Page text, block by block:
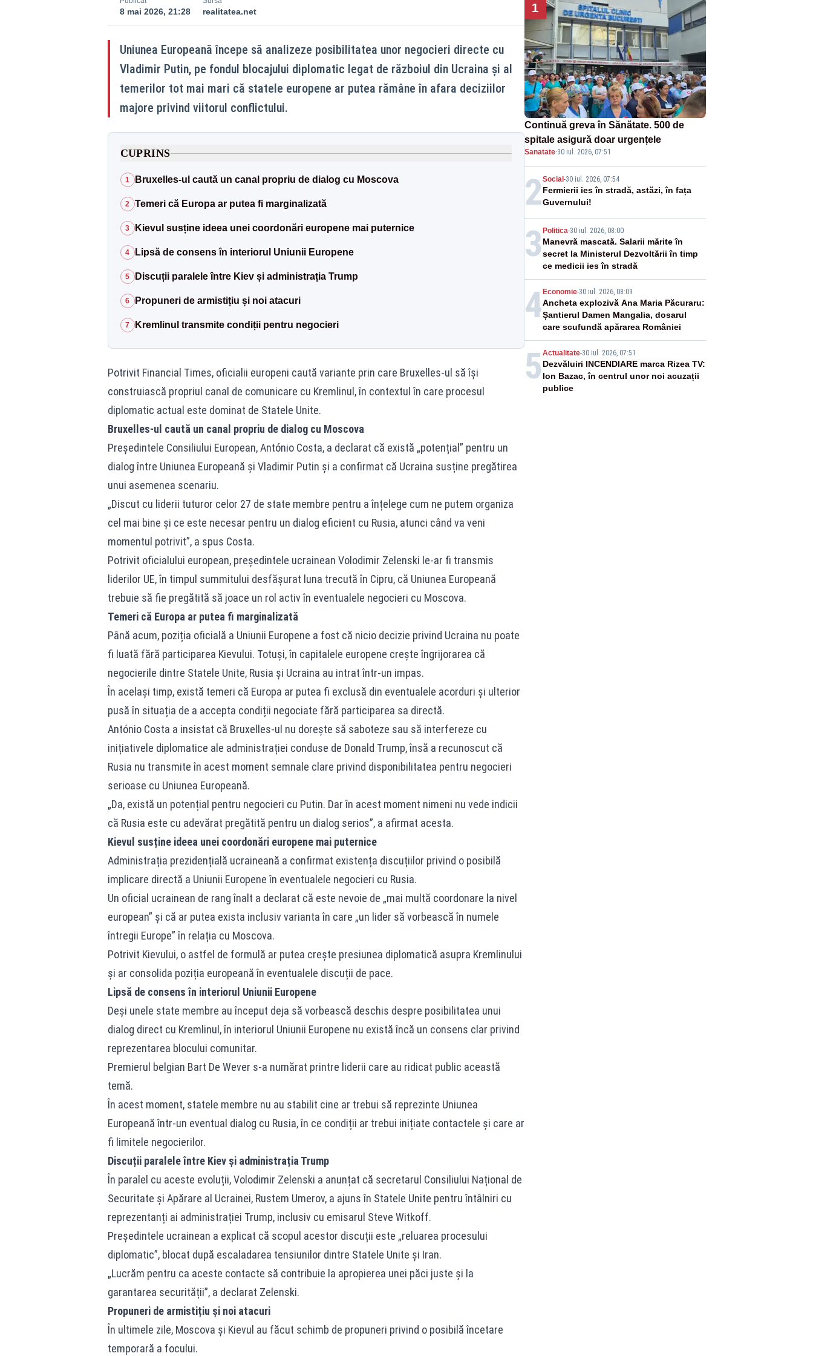
8 mai 2026, 21:28 realitatea.net
Uniunea Europeană începe să analizeze posibilitatea unor negocieri directe cu
Vladimir Putin, pe fondul blocajului diplomatic legat de războiul din Ucraina și al
temerilor tot mai mari că statele europene ar putea rămâne în afara deciziilor
majore privind viitorul conflictului.
CUPRINS
1 Bruxelles-ul caută un canal propriu de dialog cu Moscova
2 Temeri că Europa ar putea fi marginalizată
3 Kievul susține ideea unei coordonări europene mai puternice
4 Lipsă de consens în interiorul Uniunii Europene
5 Discuții paralele între Kiev și administrația Trump
6 Propuneri de armistițiu și noi atacuri
7 Kremlinul transmite condiții pentru negocieri
Potrivit Financial Times, oficialii europeni caută variante prin care Bruxelles-ul să își
construiască propriul canal de comunicare cu Kremlinul, în contextul în care procesul
diplomatic actual este dominat de Statele Unite.
Bruxelles-ul caută un canal propriu de dialog cu Moscova
Președintele Consiliului European, António Costa, a declarat că există „potențial” pentru un
dialog între Uniunea Europeană și Vladimir Putin și a confirmat că Ucraina susține pregătirea
unui asemenea scenariu.
„Discut cu liderii tuturor celor 27 de state membre pentru a înțelege cum ne putem organiza
cel mai bine și ce este necesar pentru un dialog eficient cu Rusia, atunci când va veni
momentul potrivit”, a spus Costa.
Potrivit oficialului european, președintele ucrainean Volodimir Zelenski le-ar fi transmis
liderilor UE, în timpul summitului desfășurat luna trecută în Cipru, că Uniunea Europeană
trebuie să fie pregătită să joace un rol activ în eventualele negocieri cu Moscova.
Temeri că Europa ar putea fi marginalizată
Până acum, poziția oficială a Uniunii Europene a fost că nicio decizie privind Ucraina nu poate
fi luată fără participarea Kievului. Totuși, în capitalele europene crește îngrijorarea că
negocierile dintre Statele Unite, Rusia și Ucraina au intrat într-un impas.
În același timp, există temeri că Europa ar putea fi exclusă din eventualele acorduri și ulterior
pusă în situația de a accepta condiții negociate fără participarea sa directă.
António Costa a insistat că Bruxelles-ul nu dorește să saboteze sau să interfereze cu
inițiativele diplomatice ale administrației conduse de Donald Trump, însă a recunoscut că
Rusia nu transmite în acest moment semnale clare privind disponibilitatea pentru negocieri
serioase cu Uniunea Europeană.
„Da, există un potențial pentru negocieri cu Putin. Dar în acest moment nimeni nu vede indicii
că Rusia este cu adevărat pregătită pentru un dialog serios”, a afirmat acesta.
Kievul susține ideea unei coordonări europene mai puternice
Administrația prezidențială ucraineană a confirmat existența discuțiilor privind o posibilă
implicare directă a Uniunii Europene în eventualele negocieri cu Rusia.
Un oficial ucrainean de rang înalt a declarat că este nevoie de „mai multă coordonare la nivel
european” și că ar putea exista inclusiv varianta în care „un lider să vorbească în numele
întregii Europe” în relația cu Moscova.
Potrivit Kievului, o astfel de formulă ar putea crește presiunea diplomatică asupra Kremlinului
și ar consolida poziția europeană în eventualele discuții de pace.
Lipsă de consens în interiorul Uniunii Europene
Deși unele state membre au început deja să vorbească deschis despre posibilitatea unui
dialog direct cu Kremlinul, în interiorul Uniunii Europene nu există încă un consens clar privind
reprezentarea blocului comunitar.
Premierul belgian Bart De Wever s-a numărat printre liderii care au ridicat public această
temă.
În acest moment, statele membre nu au stabilit cine ar trebui să reprezinte Uniunea
Europeană într-un eventual dialog cu Rusia, în ce condiții ar trebui inițiate contactele și care ar
fi limitele negocierilor.
Discuții paralele între Kiev și administrația Trump
În paralel cu aceste evoluții, Volodimir Zelenski a anunțat că secretarul Consiliului Național de
Securitate și Apărare al Ucrainei, Rustem Umerov, a ajuns în Statele Unite pentru întâlniri cu
reprezentanți ai administrației Trump, inclusiv cu emisarul Steve Witkoff.
Președintele ucrainean a explicat că scopul acestor discuții este „reluarea procesului
diplomatic”, blocat după escaladarea tensiunilor dintre Statele Unite și Iran.
„Lucrăm pentru ca aceste contacte să contribuie la apropierea unei păci juste și la
garantarea securității”, a declarat Zelenski.
Propuneri de armistițiu și noi atacuri
În ultimele zile, Moscova și Kievul au făcut schimb de propuneri privind o posibilă încetare
temporară a focului.
1
Continuă greva în Sănătate. 500 de
spitale asigură doar urgențele
Sanatate·30 iul. 2026, 07:51
2Social -30 iul. 2026, 07:54
Fermierii ies în stradă, astăzi, în fața
Guvernului!
3 Politica-30 iul. 2026, 08:00
Manevră mascată. Salarii mărite în
secret la Ministerul Dezvoltării în timp
ce medicii ies în stradă
4 Economie-30 iul. 2026, 08:09
Ancheta explozivă Ana Maria Păcuraru:
Șantierul Damen Mangalia, dosarul
care scufundă apărarea României
5 Actualitate-30 iul. 2026, 07:51
Dezvăluiri INCENDIARE marca Rizea TV:
Ion Bazac, în centrul unor noi acuzații
publice